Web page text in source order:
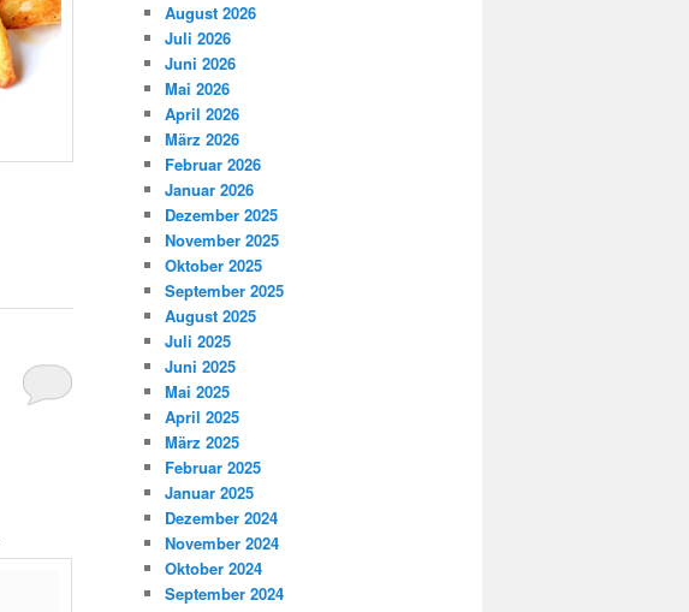
August 2026
Juli 2026
Juni 2026
Mai 2026
April 2026
März 2026
Februar 2026
Januar 2026
Dezember 2025
November 2025
Oktober 2025
September 2025
August 2025
Juli 2025
Juni 2025
Mai 2025
April 2025
März 2025
Februar 2025
Januar 2025
Dezember 2024
November 2024
Oktober 2024
September 2024